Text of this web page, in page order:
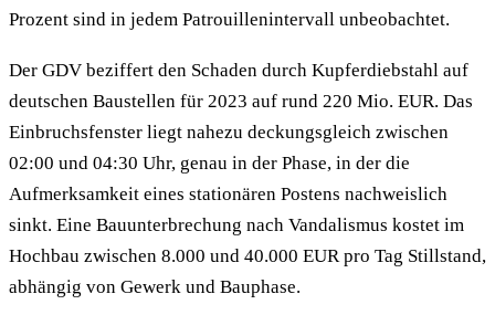
Prozent sind in jedem Patrouillenintervall unbeobachtet.
Der GDV beziffert den Schaden durch Kupferdiebstahl auf
deutschen Baustellen für 2023 auf rund 220 Mio. EUR. Das
Einbruchsfenster liegt nahezu deckungsgleich zwischen
02:00 und 04:30 Uhr, genau in der Phase, in der die
Aufmerksamkeit eines stationären Postens nachweislich
sinkt. Eine Bauunterbrechung nach Vandalismus kostet im
Hochbau zwischen 8.000 und 40.000 EUR pro Tag Stillstand,
abhängig von Gewerk und Bauphase.